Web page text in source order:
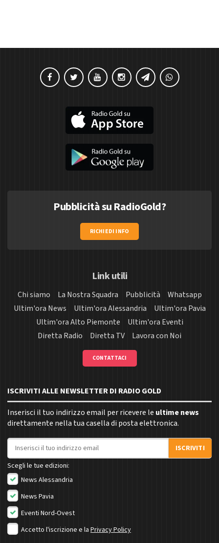
Pubblicità su RadioGold?
RICHIEDI INFO
Link utili
Chi siamo La Nostra Squadra Pubblicità
Whatsapp
Ultim'ora News
Ultim'ora Alessandria
Ultim'ora Pavia
Ultim'ora Alto Piemonte
Ultim'ora Eventi
Diretta Radio
Diretta TV Lavora con Noi
CONTATTACI
ISCRIVITI ALLE NEWSLETTER DI RADIO GOLD
Inserisci il tuo indirizzo email per ricevere le ultime news
direttamente nella tua casella di posta elettronica.
Indirizzo email
ISCRIVITI
Scegli le tue edizioni:
News Alessandria
News Pavia
Eventi Nord-Ovest
Accetto l'iscrizione e la Privacy Policy